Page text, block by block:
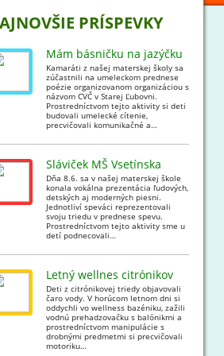
PRÍSPEVKY
Mám básničku na jazýčku
Kamaráti z našej materskej školy sa
zúčastnili na umeleckom prednese
poézie organizovanom organizáciou s
názvom CVČ v Starej Ľubovni.
Prostredníctvom tejto aktivity si deti
budovali umelecké cítenie,
precvičovali komunikačné a…
Sláviček MŠ Vsetínska
Dňa 8.6. sa v našej materskej škole
konala vokálna prezentácia ľudových,
detských aj moderných piesni.
Jednotliví speváci reprezentovali
svoju triedu v prednese spevu.
Prostredníctvom tejto aktivity sme u
detí podnecovali…
Letný wellnes citrónikov
Deti z citrónikovej triedy objavovali
čaro vody. V horúcom letnom dni si
oddychli vo wellness bazéniku, zažili
vodnú prehadzovačku s balónikmi a
prostredníctvom manipulácie s
drobnými predmetmi si precvičovali
motoriku…